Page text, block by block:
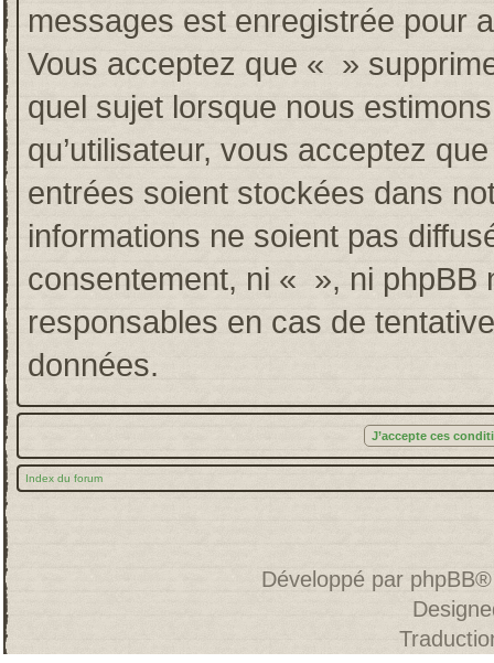
messages est enregistrée pour
Vous acceptez que « »
quel sujet lorsque nous
qu’utilisateur, vous acceptez
entrées soient stockées dans
informations ne soient pas
consentement, ni « », ni phpBB
responsables en cas de
données.
Index du forum
Développé par phpBB®